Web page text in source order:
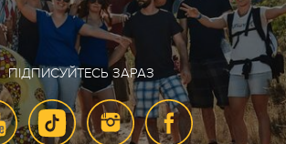
ПІДПИСУЙТЕСЬ ЗАРАЗ